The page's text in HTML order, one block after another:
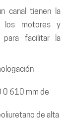
canal tienen la
los motores y
para facilitar la
0 610 mm de
de alta